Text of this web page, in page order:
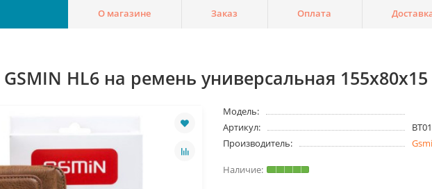
О магазине Заказ Оплата
HL6 на ремень универсальная
Модель:
Артикул:
Производитель: